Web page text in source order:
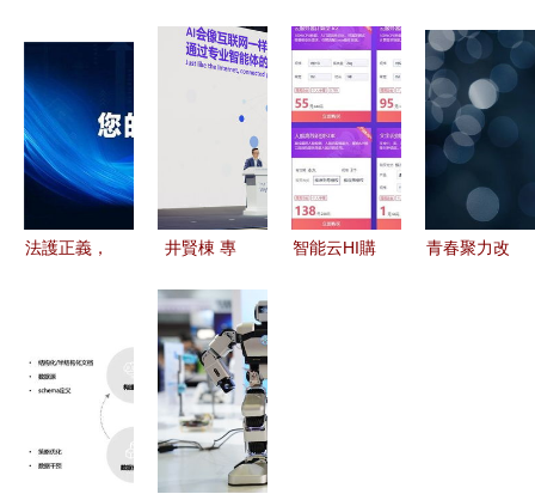
的機遇與隱
憂
務服務智能
級”，為數
人工智能雙
創服務平臺
賦能，置業
新機遇不容
錯過
應用市場
數字化升級
浪潮下
的“雙創”服
務平臺分析
法護正義，
林律協共創
智能法律服
井賢棟 專
度連接將推
動服務代際
升級，人工
智能雙創平
臺引領未來
智能云HI購
青春聚力改